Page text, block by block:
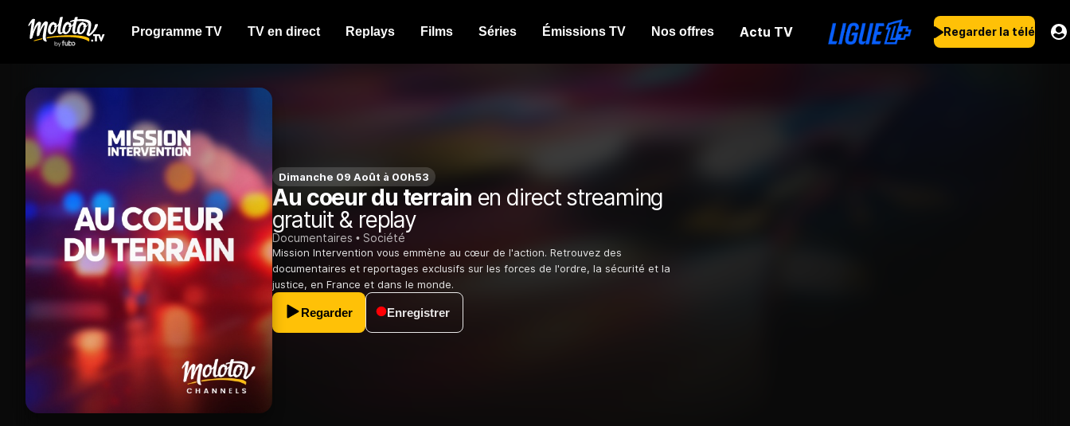
Programme TV TV en direct Replays Films Séries Émissions TV Nos offres Actu TV Regarder la télé
Dimanche 09 Août à 00h53
Au coeur du terrain en direct streaming
gratuit & replay
Documentaires Société
Mission Intervention vous emmène au cœur de l'action. Retrouvez des
documentaires et reportages exclusifs sur les forces de l'ordre, la sécurité et la
justice, en France et dans le monde.
Regarder Enregistrer